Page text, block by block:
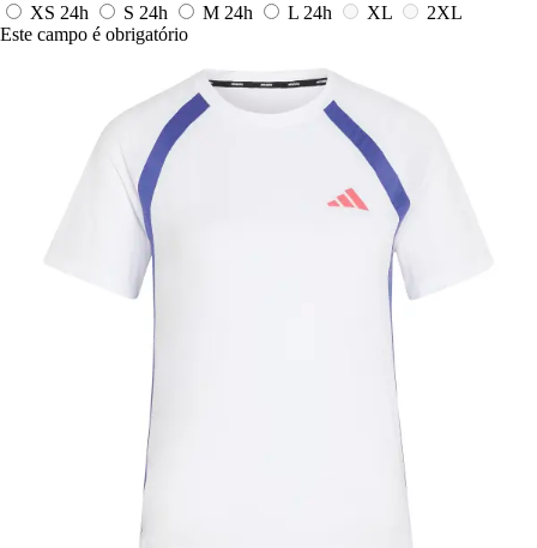
XS 24h S 24h M 24h L 24h XL
2XL
Este campo é obrigatório